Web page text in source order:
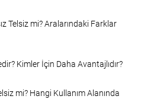
Telsiz mi? Aralarındaki Farklar
Kimler İçin Daha Avantajlıdır?
mi? Hangi Kullanım Alanında